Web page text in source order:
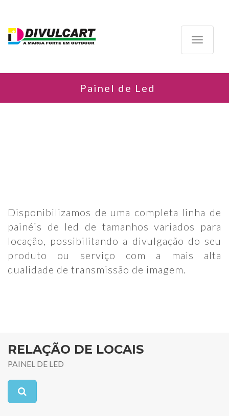
Toggle
Painel de Led
Disponibilizamos de uma completa linha de
painéis de led de tamanhos variados para
locação, possibilitando a divulgação do seu
produto ou serviço com a mais alta
qualidade de transmissão de imagem.
RELAÇÃO DE LOCAIS
PAINEL DE LED